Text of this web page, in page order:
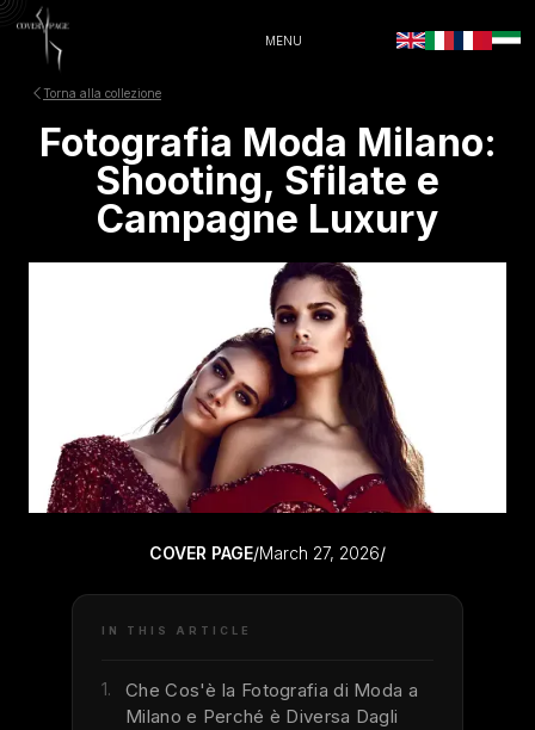
MENU
Torna alla collezione
Fotografia Moda Milano:
Shooting, Sfilate e
Campagne Luxury
COVER PAGE/March 27, 2026/
IN THIS ARTICLE
1.
Che Cos'è la Fotografia di Moda a
Milano e Perché è Diversa Dagli